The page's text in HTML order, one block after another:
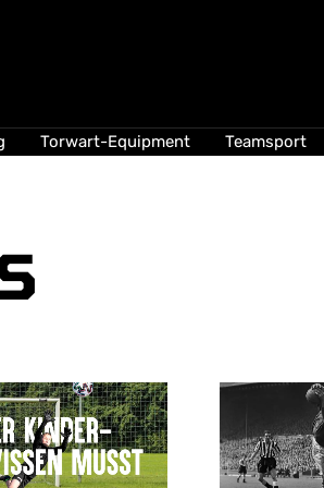
Torwart-Equipment Teamsport